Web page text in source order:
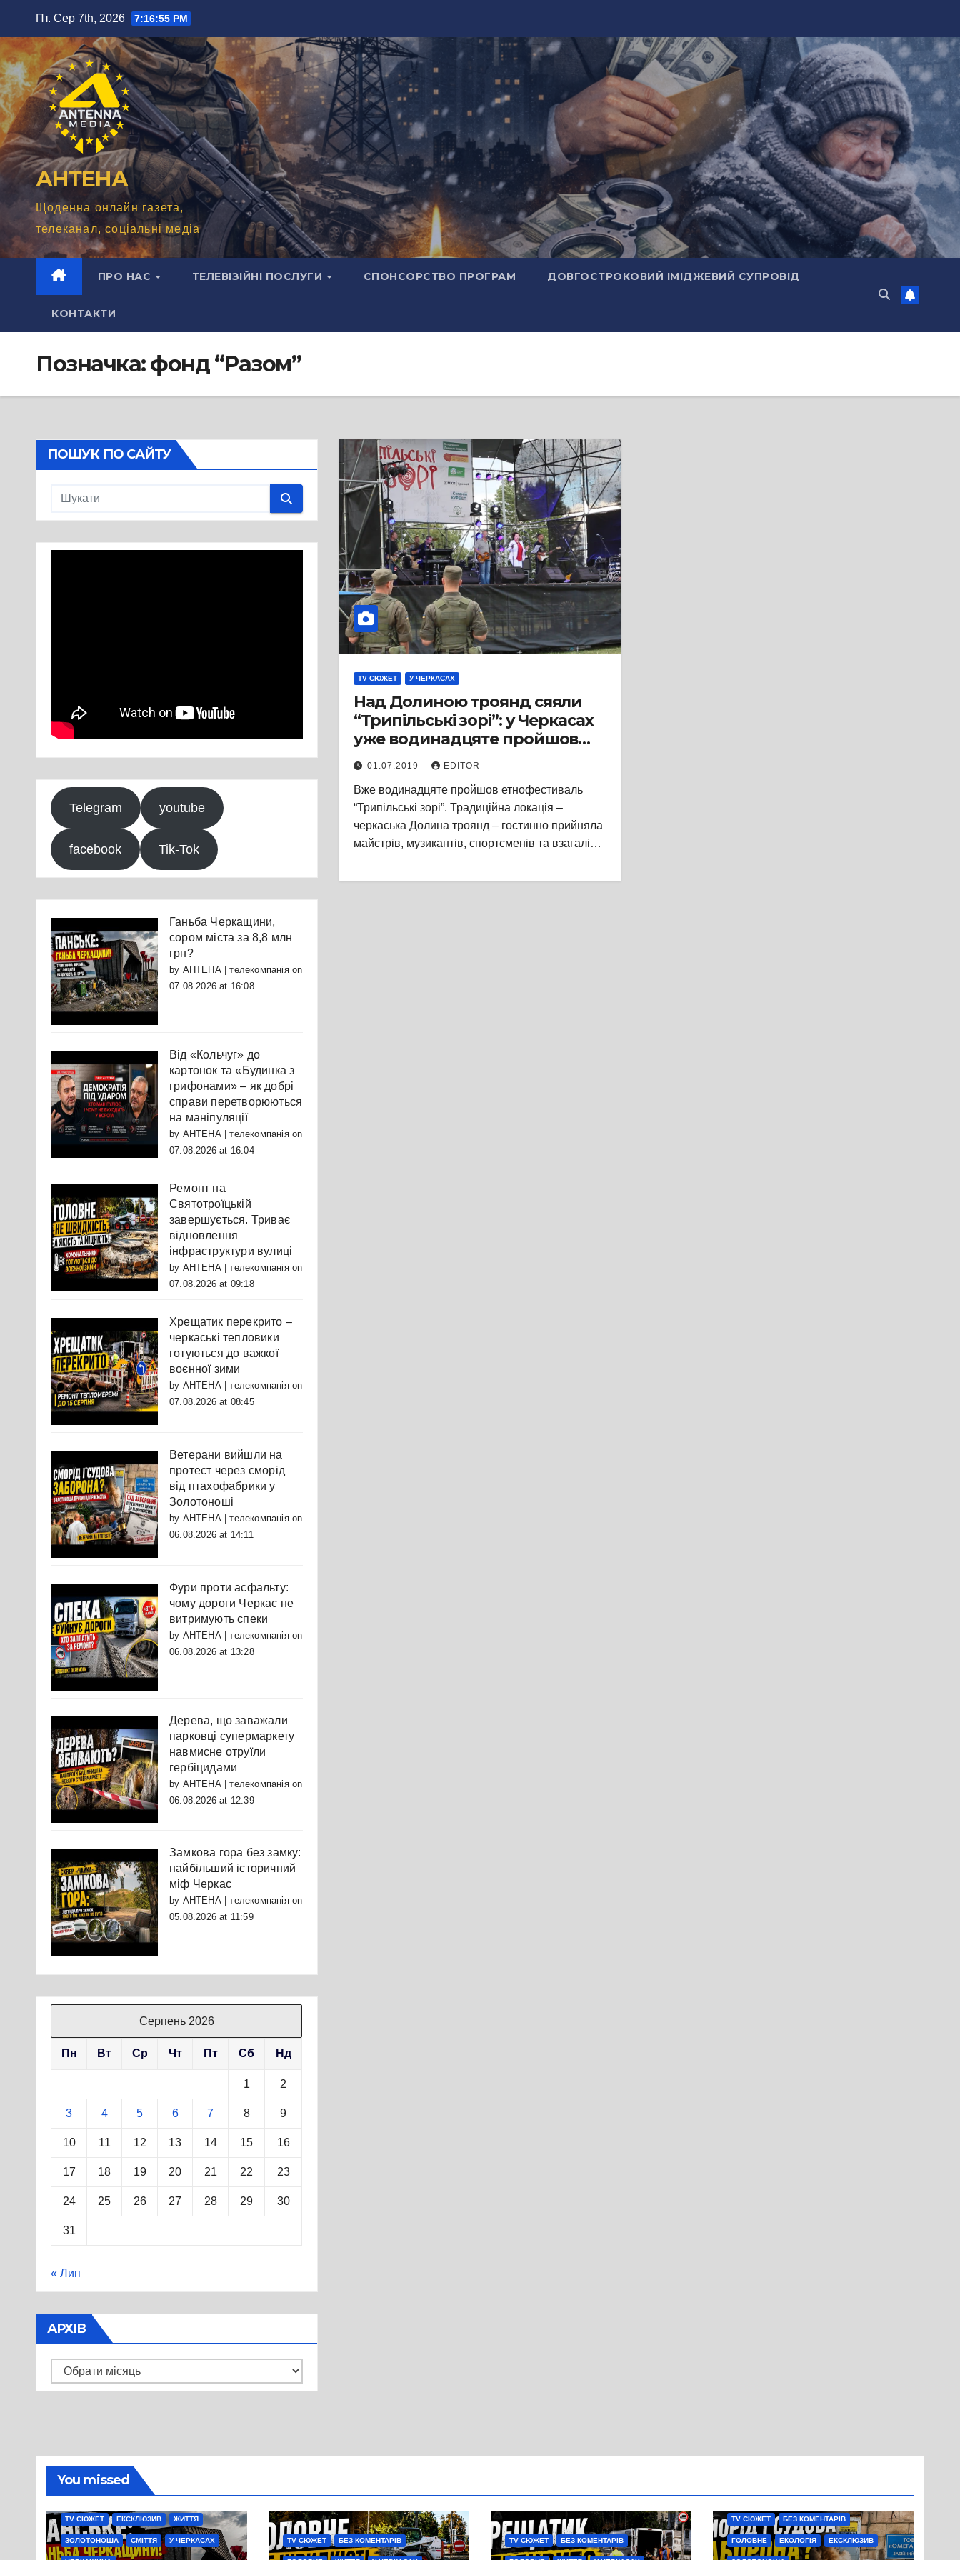
вмісту
Пт. Сер 7th, 2026 7:16:57 PM
АНТЕНА
Щоденна онлайн газета,
телеканал, соціальні медіа
ПРО НАС ТЕЛЕВІЗІЙНІ ПОСЛУГИ СПОНСОРСТВО ПРОГРАМ ДОВГОСТРОКОВИЙ ІМІДЖЕВИЙ СУПРОВІД
КОНТАКТИ
Позначка:фонд “Разом”
ПОШУК ПО САЙТУ
Telegram youtube
facebook Tik-Tok
Ганьба Черкащини,
сором міста за 8,8 млн
грн?
by АНТЕНА | телекомпаніяon
07.08.2026 at 16:08
Від «Кольчуг» до
картонок та «Будинка з
грифонами» – як добрі
справи перетворюються
на маніпуляції
by АНТЕНА | телекомпаніяon
07.08.2026 at 16:04
Ремонт на
Святотроїцькій
завершується. Триває
відновлення
інфраструктури вулиці
by АНТЕНА | телекомпаніяon
07.08.2026 at 09:18
Хрещатик перекрито –
черкаські тепловики
готуються до важкої
воєнної зими
by АНТЕНА | телекомпаніяon
07.08.2026 at 08:45
Ветерани вийшли на
протест через сморід
від птахофабрики у
Золотоноші
by АНТЕНА | телекомпаніяon
06.08.2026 at 14:11
Фури проти асфальту:
чому дороги Черкас не
витримують спеки
by АНТЕНА | телекомпаніяon
06.08.2026 at 13:28
Дерева, що заважали
парковці супермаркету
навмисне отруїли
гербіцидами
by АНТЕНА | телекомпаніяon
06.08.2026 at 12:39
Замкова гора без замку:
найбільший історичний
міф Черкас
by АНТЕНА | телекомпаніяon
05.08.2026 at 11:59
Серпень 2026
Пн Вт Ср Чт Пт Сб Нд
1 2
3 4 5 6 7 8 9
10 11 12 13 14 15 16
17 18 19 20 21 22 23
24 25 26 27 28 29 30
31
« Лип
АРХІВ
Архів
TV СЮЖЕТ У ЧЕРКАСАХ
Над Долиною троянд сяяли
“Трипільські зорі”: у Черкасах
уже водинадцяте пройшов
етнофестиваль
01.07.2019 EDITOR
Вже водинадцяте пройшов етнофестиваль
“Трипільські зорі”. Традиційна локація –
черкаська Долина троянд – гостинно прийняла
майстрів, музикантів, спортсменів та взагалі…
You missed
TV СЮЖЕТ ЕКСКЛЮЗИВ ЖИТТЯ
ЗОЛОТОНОША СМІТТЯ У ЧЕРКАСАХ TV СЮЖЕТ БЕЗ КОМЕНТАРІВ TV СЮЖЕТ БЕЗ КОМЕНТАРІВ
TV СЮЖЕТ БЕЗ КОМЕНТАРІВ
ГОЛОВНЕ ЕКОЛОГІЯ ЕКСКЛЮЗИВ